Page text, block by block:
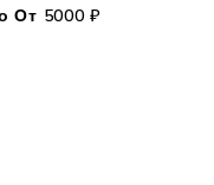
От 5000 ₽